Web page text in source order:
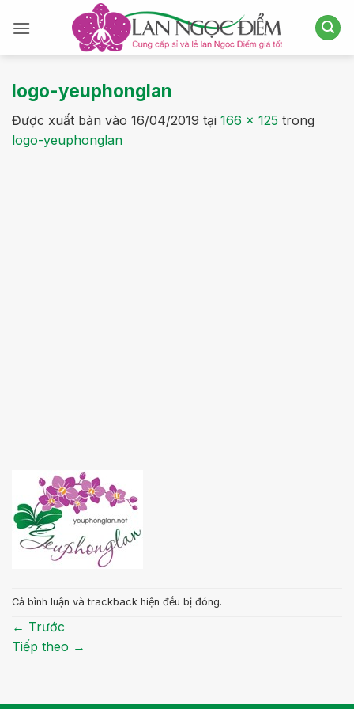
qua
logo-yeuphonglan
Được xuất bản vào 16/04/2019 tại 166 × 125 trong
logo-yeuphonglan
Cả bình luận và trackback hiện đều bị đóng.
← Trước
Tiếp theo →